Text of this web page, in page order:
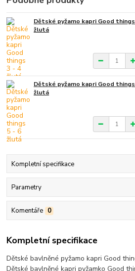
Dětské pyžamo kapri Good
žlutá
Dětské pyžamo kapri Good
žlutá
Kompletní specifikace
Parametry
Komentáře 0
Kompletní specifikace
Dětské bavlněné pyžamo kapri Good
Dětské bavlněné kapri pyžamko Good